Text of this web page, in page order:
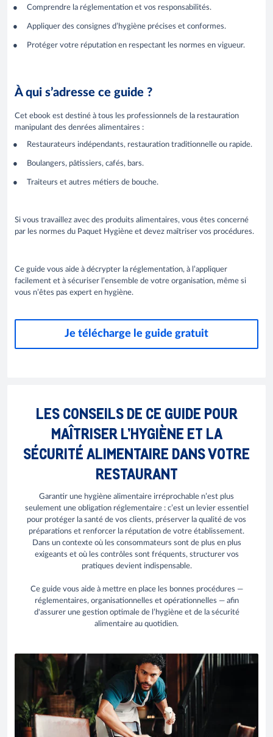
Comprendre la réglementation et vos responsabilités.
Appliquer des consignes d’hygiène précises et conformes.
Protéger votre réputation en respectant les normes en vigueur.
À qui s’adresse ce guide ?
Cet ebook est destiné à tous les professionnels de la restauration
manipulant des denrées alimentaires :
Restaurateurs indépendants, restauration traditionnelle ou rapide.
Boulangers, pâtissiers, cafés, bars.
Traiteurs et autres métiers de bouche.
Si vous travaillez avec des produits alimentaires, vous êtes concerné
par les normes du Paquet Hygiène et devez maîtriser vos procédures.
Ce guide vous aide à décrypter la réglementation, à l’appliquer
facilement et à sécuriser l’ensemble de votre organisation, même si
vous n’êtes pas expert en hygiène.
Je télécharge le guide gratuit
LES CONSEILS DE CE GUIDE POUR
MAÎTRISER L’HYGIÈNE ET LA
SÉCURITÉ ALIMENTAIRE DANS VOTRE
RESTAURANT
Garantir une hygiène alimentaire irréprochable n’est plus
seulement une obligation réglementaire : c’est un levier essentiel
pour protéger la santé de vos clients, préserver la qualité de vos
préparations et renforcer la réputation de votre établissement.
Dans un contexte où les consommateurs sont de plus en plus
exigeants et où les contrôles sont fréquents, structurer vos
pratiques devient indispensable.
Ce guide vous aide à mettre en place les bonnes procédures —
réglementaires, organisationnelles et opérationnelles — afin
d'assurer une gestion optimale de l’hygiène et de la sécurité
alimentaire au quotidien.